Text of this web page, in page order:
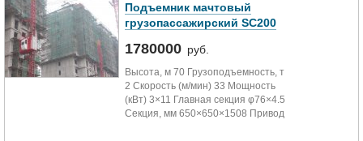
Подъемник мачтовый
грузопассажирский SC200
1780000 руб.
Высота, м 70 Грузоподъемность, т
2 Скорость (м/мин) 33 Мощность
(кВт) 3×11 Главная секция φ76×4.5
Секция, мм 650×650×1508 Привод